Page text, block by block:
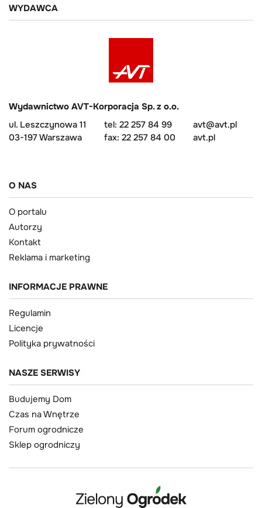
WYDAWCA
Wydawnictwo AVT-Korporacja Sp. z o.o.
ul. Leszczynowa 11
03-197 Warszawa
tel: 22 257 84 99
fax: 22 257 84 00
avt@avt.pl
avt.pl
O NAS
O portalu
Autorzy
Kontakt
Reklama i marketing
INFORMACJE PRAWNE
Regulamin
Licencje
Polityka prywatności
NASZE SERWISY
Budujemy Dom
Czas na Wnętrze
Forum ogrodnicze
Sklep ogrodniczy